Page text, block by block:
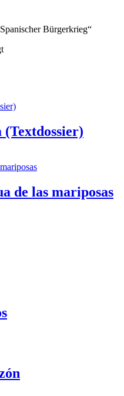
Bürgerkrieg“
Nach
de las mariposas